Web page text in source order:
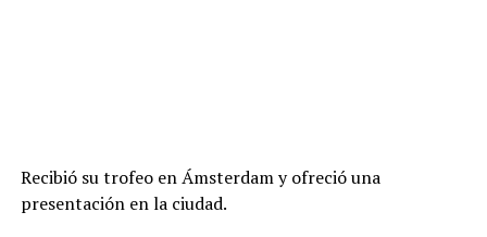
Recibió su trofeo en Ámsterdam y ofreció una
presentación en la ciudad.